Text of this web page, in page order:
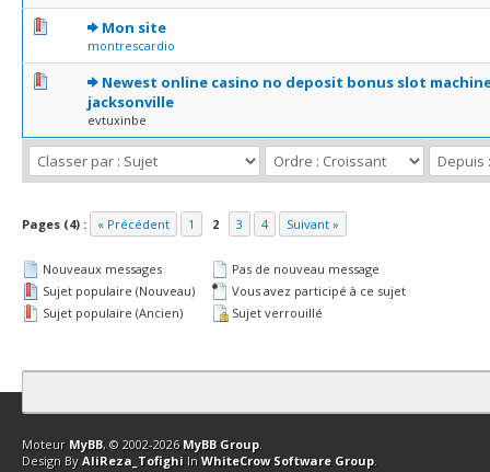
Mon site
montrescardio
0 Votes - 0 sur 5 en moyenne
Newest online casino no deposit bonus slot
jacksonville
evtuxinbe
0 Votes - 0 sur 5 en moyenne
12345
Pages (4) : « Précédent 1 2 3 4 Suivant »
Nouveaux messages
Sujet populaire (Nouveau)
Sujet populaire (Ancien)
Pas de nouveau message
Vous avez participé à ce sujet
Sujet verrouillé
Contact Club Affiliation Retourner en haut Version bas-débit
Moteur MyBB, © 2002-2026 MyBB Group.
Design By AliReza_Tofighi In WhiteCrow Software Group.